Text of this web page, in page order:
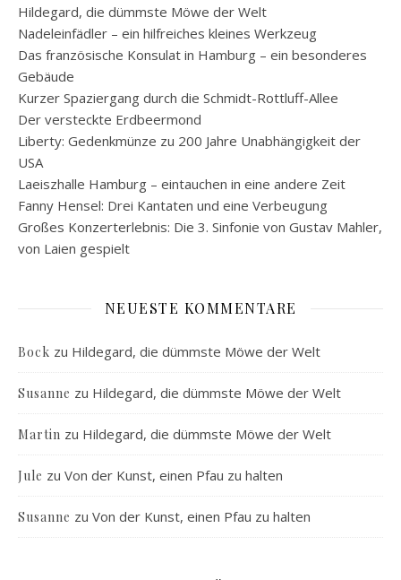
Hildegard, die dümmste Möwe der Welt
Nadeleinfädler – ein hilfreiches kleines Werkzeug
Das französische Konsulat in Hamburg – ein besonderes
Gebäude
Kurzer Spaziergang durch die Schmidt-Rottluff-Allee
Der versteckte Erdbeermond
Liberty: Gedenkmünze zu 200 Jahre Unabhängigkeit der
USA
Laeiszhalle Hamburg – eintauchen in eine andere Zeit
Fanny Hensel: Drei Kantaten und eine Verbeugung
Großes Konzerterlebnis: Die 3. Sinfonie von Gustav Mahler,
von Laien gespielt
NEUESTE KOMMENTARE
Bock zu Hildegard, die dümmste Möwe der Welt
Susanne zu Hildegard, die dümmste Möwe der Welt
Martin zu Hildegard, die dümmste Möwe der Welt
Jule zu Von der Kunst, einen Pfau zu halten
Susanne zu Von der Kunst, einen Pfau zu halten